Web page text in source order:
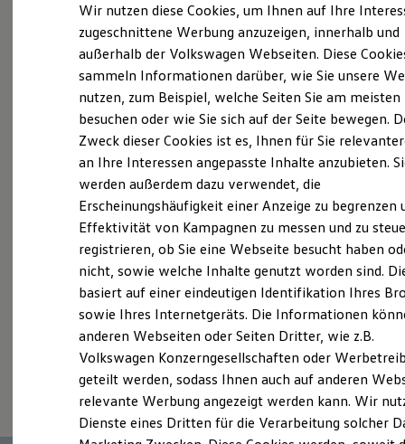
Elektroautos
ID. Tutorials
Elektrofahrzeugkonzepte
Reichweite
Reichweite der ID. Modelle
Reichweite im Winter
Laden
Laden unterwegs
Laden Zuhause
Ladezeitensimulator
Batterie
Sicherheit
Garantie und Lebensdauer
Nachhaltigkeit
Technologie
Kosten und Kauf
Verbrauchskosten
Kaufoptionen
E-Auto-Förderung
Software und Konnektivität
Die ID. Software 6
ID. Software Versionen und Updates
Digitale Extras
Schnittstellen zu Ihrem ID.
Probefahrt vereinbaren
Fahrzeugangebot anfordern
Servicetermin buchen
Serviceanfrage stellen
Wir nutzen diese Cookies, um Ihnen auf Ihre
zugeschnittene Werbung anzuzeigen, innerhalb und
außerhalb der Volkswagen Webseiten. Diese
sammeln Informationen darüber, wie Sie unsere
nutzen, zum Beispiel, welche Seiten Sie am meisten
besuchen oder wie Sie sich auf der Seite bewegen.
Zweck dieser Cookies ist es, Ihnen für Sie
an Ihre Interessen angepasste Inhalte anzubieten.
werden außerdem dazu verwendet, die
Erscheinungshäufigkeit einer Anzeige zu begrenzen
Effektivität von Kampagnen zu messen und zu
registrieren, ob Sie eine Webseite besucht haben
nicht, sowie welche Inhalte genutzt worden sind.
basiert auf einer eindeutigen Identifikation Ihres
sowie Ihres Internetgeräts. Die Informationen
anderen Webseiten oder Seiten Dritter, wie z.B.
Volkswagen Konzerngesellschaften oder
geteilt werden, sodass Ihnen auch auf anderen
relevante Werbung angezeigt werden kann. Wir
Dienste eines Dritten für die Verarbeitung solcher